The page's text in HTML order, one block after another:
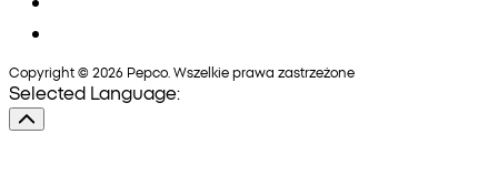
Copyright © 2026 Pepco. Wszelkie prawa zastrzeżone
Selected Language: